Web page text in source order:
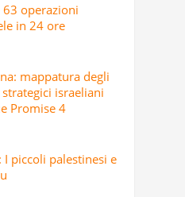
63 operazioni
in 24 ore
mappatura degli
israeliani
Promise 4
piccoli palestinesi e